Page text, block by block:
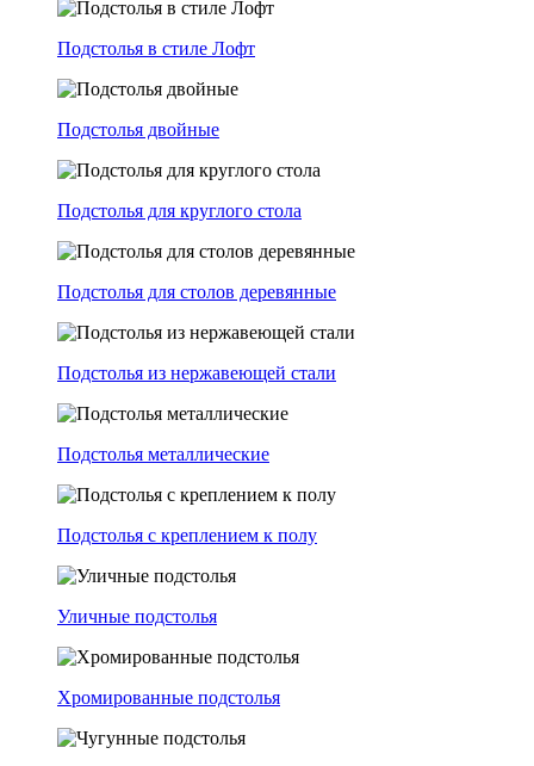
Подстолья в стиле Лофт
Подстолья двойные
Подстолья для круглого стола
Подстолья для столов деревянные
Подстолья из нержавеющей стали
Подстолья металлические
Подстолья с креплением к полу
Уличные подстолья
Хромированные подстолья